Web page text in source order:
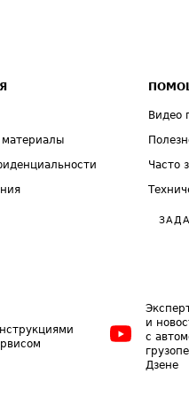
Видео
Часто
и
с
Дзене